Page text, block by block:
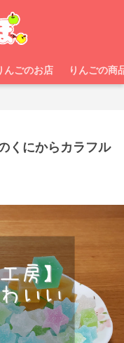
んごのお店 りんごの商
くにからカラフル